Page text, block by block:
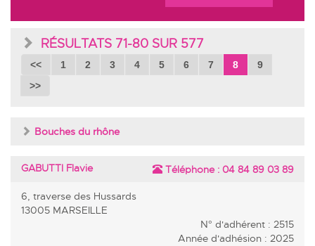
RÉSULTATS 71-80 SUR 577
<< 1 2 3 4 5 6 7 8
9
>>
Bouches du rhône
GABUTTI Flavie Téléphone : 04 84 89 03 89
6, traverse des Hussards
13005 MARSEILLE
N° d'adhérent : 2515
Année d'adhésion : 2025